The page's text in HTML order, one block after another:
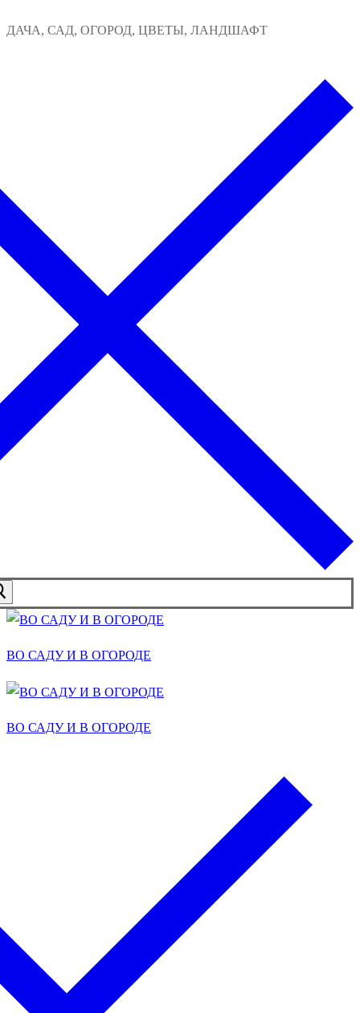
к
ДАЧА, САД, ОГОРОД, ЦВЕТЫ, ЛАНДШАФТ
ВО САДУ И В ОГОРОДЕ
ВО САДУ И В ОГОРОДЕ